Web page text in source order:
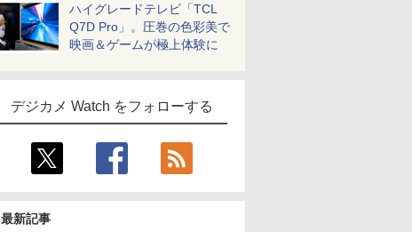
ハイグレードテレビ「TCL
Q7D Pro」。圧巻の色彩美で
映画＆ゲームが極上体験に
デジカメ Watch をフォローする
最新記事